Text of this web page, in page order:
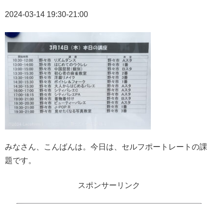
2024-03-14 19:30-21:00
みなさん、こんばんは。今日は、セルフポートレートの課
題です。
スポンサーリンク